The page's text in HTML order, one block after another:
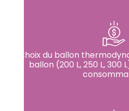
Choix du ballon
ballon (200 L, 250 L,